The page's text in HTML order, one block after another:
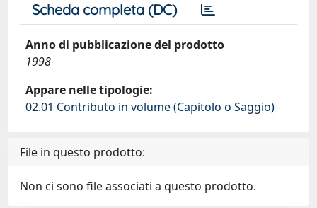
Scheda completa (DC)
Anno di pubblicazione del prodotto
1998
Appare nelle tipologie:
02.01 Contributo in volume (Capitolo o Saggio)
File in questo prodotto:
Non ci sono file associati a questo prodotto.